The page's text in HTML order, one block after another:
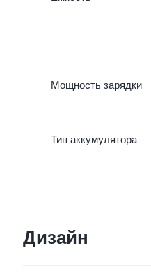
Мощность зарядки
Тип аккумулятора
Дизайн